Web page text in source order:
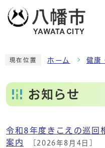
現在位置 ホーム 健康
お知らせ
メインメニュー
令和8年度きこえの巡回
案内
[2026年8月4日]